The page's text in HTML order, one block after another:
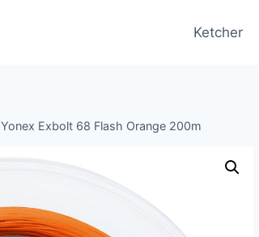
Ketcher
Yonex Exbolt 68 Flash Orange 200m